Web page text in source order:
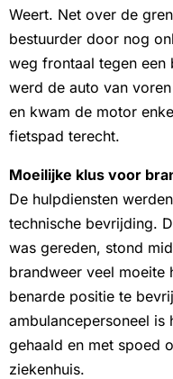
Weert. Net over de
bestuurder door nog
weg frontaal tegen
werd de auto van
en kwam de motor
fietspad terecht.
Moeilijke klus voor
De hulpdiensten
technische bevrijding.
was gereden, stond
brandweer veel moeite
benarde positie te
ambulancepersoneel is
gehaald en met spoed
ziekenhuis.